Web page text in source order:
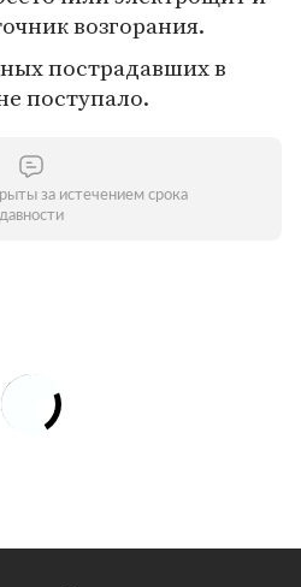
возгорания.
пострадавших в
поступало.
за истечением срока
давности